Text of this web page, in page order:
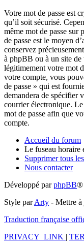
Votre mot de passe est
qu’il soit sécurisé.
même mot de passe sur
de passe est le moyen
conservez
à phpBB ou à un site de
légitimement votre mot
votre compte, vous
de passe » qui est
demandera de spécifier
courrier électronique.
mot de passe afin que
compte.
Accueil du forum
Le fuseau horaire
Supprimer tous
Nous contacter
Développé parphpBB®
Style parArty - Mettre
Traduction française
PRIVACY_LINK |